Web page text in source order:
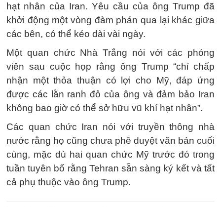
hạt nhân của Iran. Yêu cầu của ông Trump đã
khởi động một vòng đàm phán qua lại khác giữa
các bên, có thể kéo dài vài ngày.
Một quan chức Nhà Trắng nói với các phóng
viên sau cuộc họp rằng ông Trump “chỉ chấp
nhận một thỏa thuận có lợi cho Mỹ, đáp ứng
được các lằn ranh đỏ của ông và đảm bảo Iran
không bao giờ có thể sở hữu vũ khí hạt nhân”.
Các quan chức Iran nói với truyền thông nhà
nước rằng họ cũng chưa phê duyệt văn bản cuối
cùng, mặc dù hai quan chức Mỹ trước đó trong
tuần tuyên bố rằng Tehran sẵn sàng ký kết và tất
cả phụ thuộc vào ông Trump.